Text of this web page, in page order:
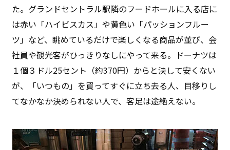
た。グランドセントラル駅隣のフードホールに入る店に
は赤い「ハイビスカス」や黄色い「パッションフルー
ツ」など、眺めているだけで楽しくなる商品が並び、会
社員や観光客がひっきりなしにやって来る。ドーナツは
１個３ドル25セント（約370円）からと決して安くない
が、「いつもの」を買ってすぐに立ち去る人、目移りし
てなかなか決められない人で、客足は途絶えない。